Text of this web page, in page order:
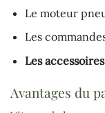
Le moteur
Les
Les
Avantages du